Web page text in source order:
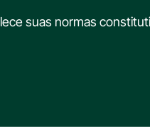
suas normas